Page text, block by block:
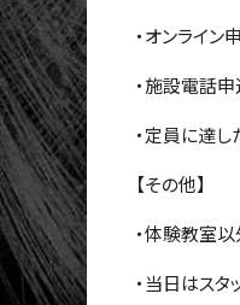
・オンライ
・施設電話
・定員に達
【その他】
・体験教室
・当日はス